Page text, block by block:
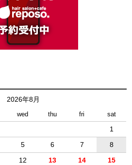
2026年8月
wed thu fri sat
1
5 6 7
8
12 13 14
15